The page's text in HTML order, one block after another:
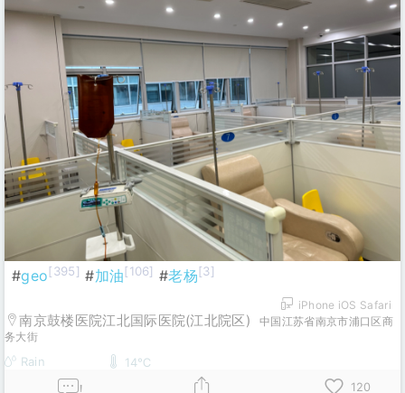
#geo[395] #加油[106] #老杨[3]
iPhone iOS Safari
南京鼓楼医院江北国际医院(江北院区)
中国江苏省南京市浦口区商
务大街
Rain
14℃
!
120